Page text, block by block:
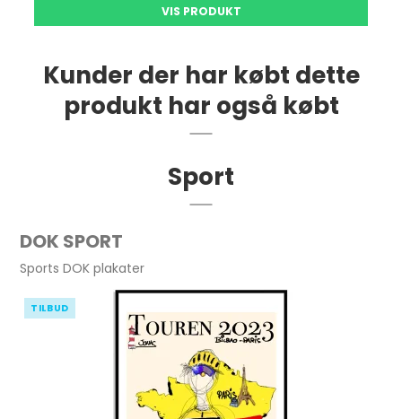
VIS PRODUKT
Kunder der har købt dette
produkt har også købt
Sport
DOK SPORT
Sports DOK plakater
TILBUD